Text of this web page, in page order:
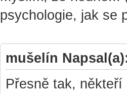
psychologie, jak se
mušelín
Přesně tak,